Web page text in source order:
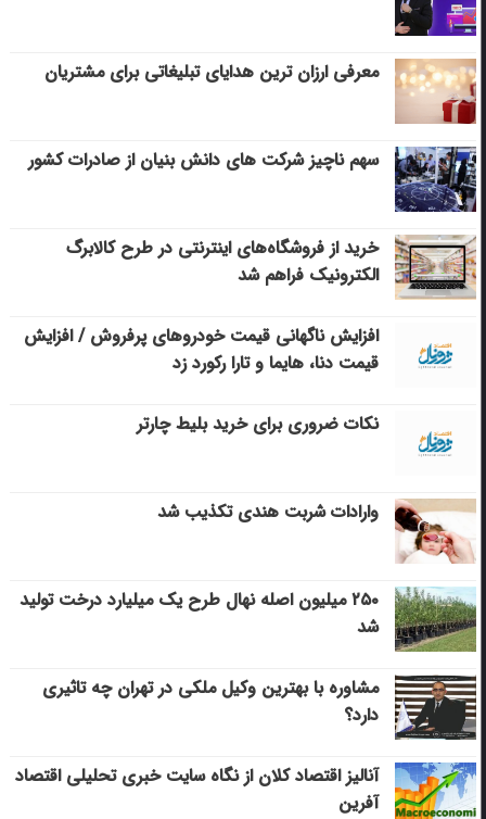
معرفی ارزان ترین هدایای تبلیغاتی برای مشتریان
سهم ناچیز شرکت های دانش بنیان از صادرات کشور
خرید از فروشگاه‌های اینترنتی در طرح کالابرگ
الکترونیک فراهم شد
افزایش ناگهانی قیمت خودروهای پرفروش / افزایش
قیمت دنا، هایما و تارا رکورد زد
نکات ضروری برای خرید بلیط چارتر
وارادات شربت هندی تکذیب شد
۲۵۰ میلیون اصله نهال طرح یک میلیارد درخت تولید
شد
مشاوره با بهترین وکیل ملکی در تهران چه تاثیری
دارد؟
آنالیز اقتصاد کلان از نگاه سایت خبری تحلیلی اقتصاد
آفرین